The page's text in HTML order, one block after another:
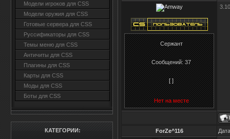
Модели игроков для CSS
Модели оружия для CSS
Готовые сервера для CSS
Руссификаторы для CSS
Темы меню для CSS
Античиты для CSS
Плагины для CSS
Карты для CSS
Моды для CSS
Боты для CSS
КАТЕГОРИИ:
Сержант
Сообщений:37
[ ]
Нет на месте
3.10
ForZe^116